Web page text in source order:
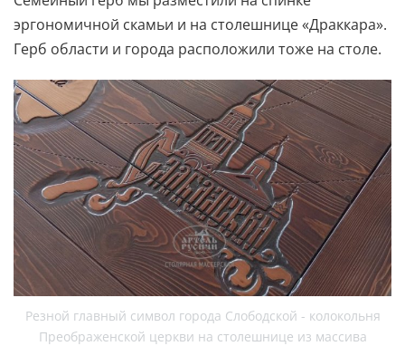
эргономичной скамьи и на столешнице «Драккара».
Герб области и города расположили тоже на столе.
Резной главный символ города Слободской - колокольня
Преображенской церкви на столешнице из массива